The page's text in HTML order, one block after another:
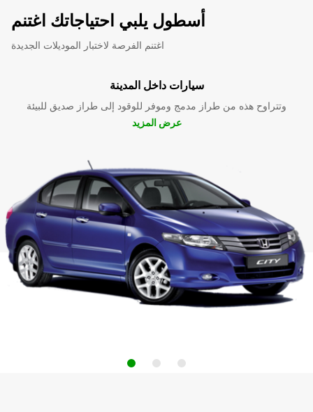
أسطول يلبي احتياجاتك اغتنم
اغتنم الفرصة لاختبار الموديلات الجديدة
سيارات داخل المدينة
وتتراوح هذه من طراز مدمج وموفر للوقود إلى طراز صديق للبيئة
عرض المزيد